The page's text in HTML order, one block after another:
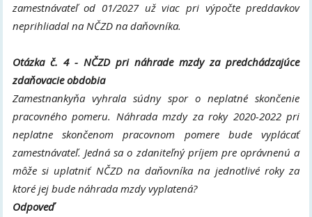
zamestnávateľ od 01/2027 už viac pri výpočte preddavkov
neprihliadal na NČZD na daňovníka.
Otázka č. 4 - NČZD pri náhrade mzdy za predchádzajúce
zdaňovacie obdobia
Zamestnankyňa vyhrala súdny spor o neplatné skončenie
pracovného pomeru. Náhrada mzdy za roky 2020-2022 pri
neplatne skončenom pracovnom pomere bude vyplácať
zamestnávateľ. Jedná sa o zdaniteľný príjem pre oprávnenú a
môže si uplatniť NČZD na daňovníka na jednotlivé roky za
ktoré jej bude náhrada mzdy vyplatená?
Odpoveď